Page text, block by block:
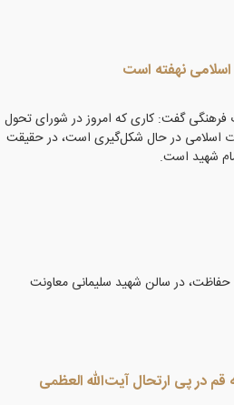
اسلامی نهفته است
فرهنگی گفت: کاری که امروز در شورای تحول
اسلامی در حال شکل‌گیری است، در حقیقت
شهید است.
در سالن شهید سلیمانی معاونت
در پی ارتحال آیت‌الله العظمی